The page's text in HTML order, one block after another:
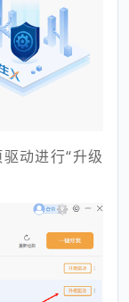
动进行“升级